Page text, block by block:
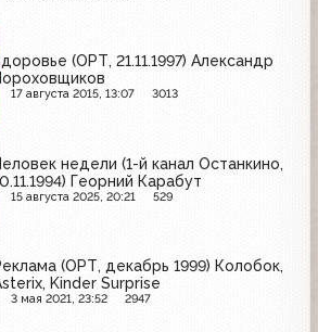
(ОРТ, 21.11.1997) Александр
17 августа 2015, 13:07 3013
недели (1-й канал Останкино,
Георний Карабут
15 августа 2025, 20:21 529
(ОРТ, декабрь 1999) Колобок,
Kinder Surprise
3 мая 2021, 23:52 2947